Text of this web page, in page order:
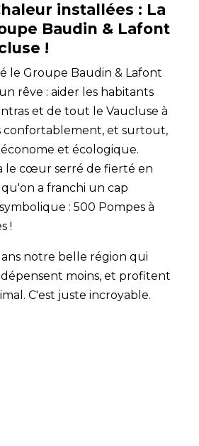
installées : La
Baudin & Lafont
!
le Groupe Baudin & Lafont
rêve : aider les habitants
et de tout le Vaucluse à
confortablement, et surtout,
et écologique.
le cœur serré de fierté en
a franchi un cap
: 500 Pompes à
!
notre belle région qui
moins, et profitent
C'est juste incroyable.